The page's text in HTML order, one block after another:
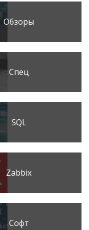
Обзоры
Спец
SQL
Zabbix
Софт